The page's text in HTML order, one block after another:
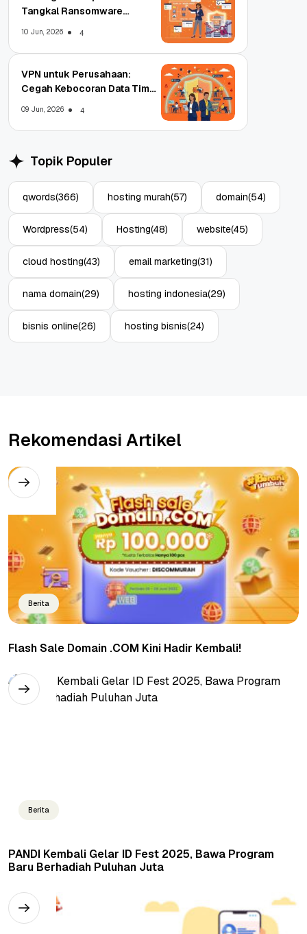
Tangkal Ransomware
10 Jun, 2026 4
VPN untuk Perusahaan:
Cegah Kebocoran Data Tim
09 Jun, 2026 4
Topik Populer
qwords(366) hosting murah(57) domain(54)
Wordpress(54) Hosting(48) website(45)
cloud hosting(43) email marketing(31)
nama domain(29) hosting indonesia(29)
bisnis online(26) hosting bisnis(24)
Rekomendasi Artikel
Berita
Flash Sale Domain .COM Kini Hadir Kembali!
Berita
PANDI Kembali Gelar ID Fest 2025, Bawa Program
Baru Berhadiah Puluhan Juta